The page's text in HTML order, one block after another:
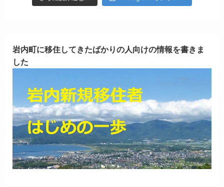
岩内町に移住してきたばかりの人向けの情報を書きま
した